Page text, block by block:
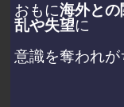
おもに海外と
乱や失望に
意識を奪われが